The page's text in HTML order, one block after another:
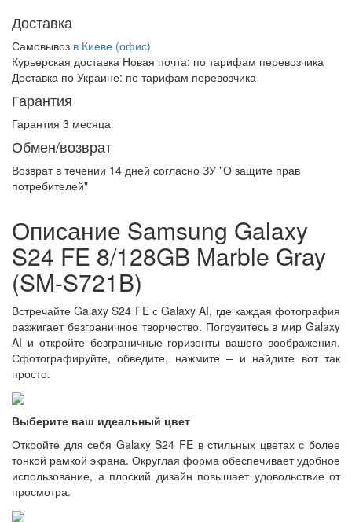
Доставка
Самовывоз в Киеве (офис)
Курьерская доставка Новая почта: по тарифам перевозчика
Доставка по Украине: по тарифам перевозчика
Гарантия
Гарантия 3 месяца
Обмен/возврат
Возврат в течении 14 дней согласно ЗУ "О защите прав
потребителей"
Описание Samsung Galaxy
S24 FE 8/128GB Marble Gray
(SM-S721B)
Встречайте Galaxy S24 FE с Galaxy AI, где каждая фотография
разжигает безграничное творчество. Погрузитесь в мир Galaxy
AI и откройте безграничные горизонты вашего воображения.
Сфотографируйте, обведите, нажмите – и найдите вот так
просто.
Выберите ваш идеальный цвет
Откройте для себя Galaxy S24 FE в стильных цветах с более
тонкой рамкой экрана. Округлая форма обеспечивает удобное
использование, а плоский дизайн повышает удовольствие от
просмотра.